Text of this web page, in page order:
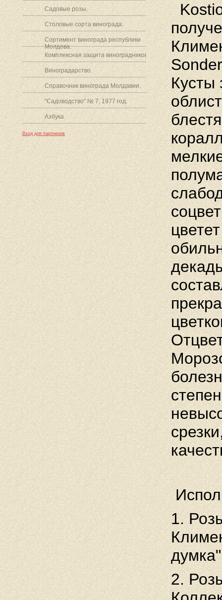
Садовые розы.
Столовые сорта винограда.
Сортимент винограда республики
Молдова.
Комплексная защита виноградников.
Виноградарство.
Справочник винограда Молдавии.
"Садоводство" № 7, 1977 год.
Азбука
Вход для партнеров
Кусты
цветет
срезки
1.
2.